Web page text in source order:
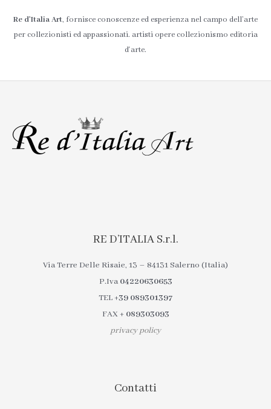
Re d’Italia Art, fornisce conoscenze ed esperienza nel campo dell’arte
per collezionisti ed appassionati. artisti opere collezionismo editoria
d'arte.
RE D’ITALIA S.r.l.
Via Terre Delle Risaie, 13 – 84131 Salerno (Italia)
P.Iva 04220630653
TEL+39 089301397
FAX+ 089303093
privacy policy
Contatti